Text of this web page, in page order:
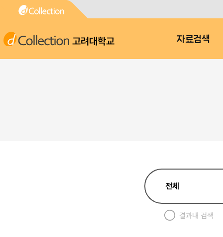
고려대학교 자료검색
결과내 검색